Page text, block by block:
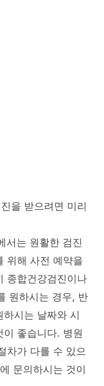
을 받으려면 미리
서는 원활한 검진
위해 사전 예약을
종합건강검진이나
원하시는 경우, 반
시는 날짜와 시
좋습니다. 병원
차가 다를 수 있으
문의하시는 것이